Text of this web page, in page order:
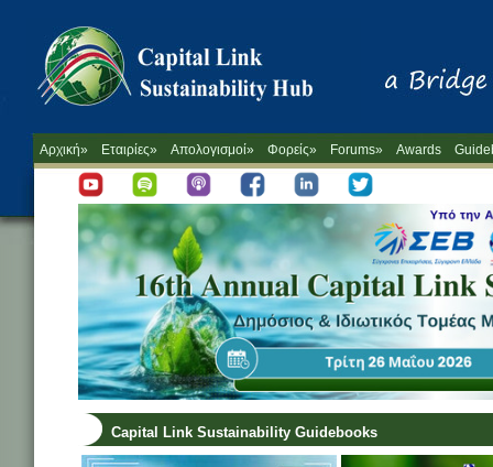
Αρχική» Εταιρίες» Απολογισμοί» Φορείς» Forums» Awards
Capital Link Sustainability Guidebooks